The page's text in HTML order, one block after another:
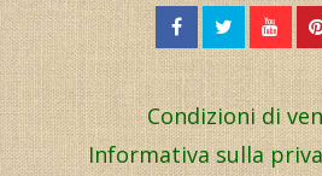
Condizioni di
Informativa sulla